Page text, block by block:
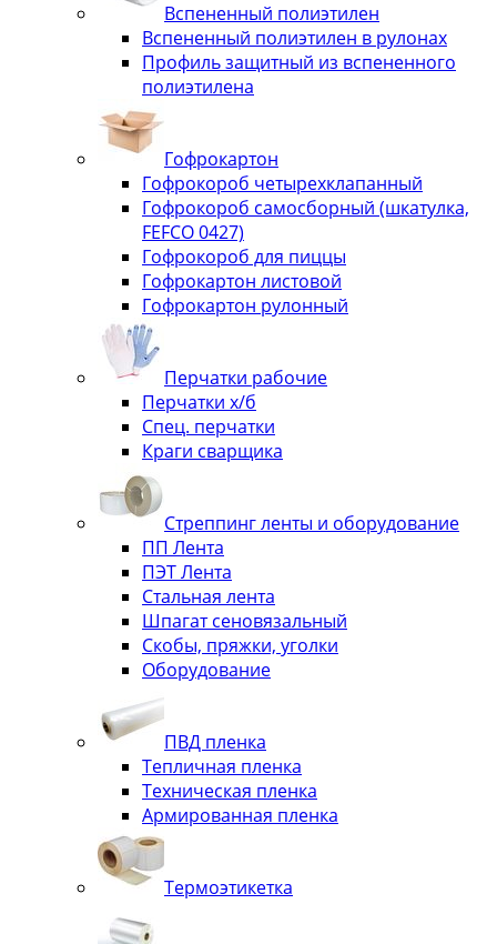
Вспененный полиэтилен
Вспененный полиэтилен в рулонах
Профиль защитный из вспененного
полиэтилена
Гофрокартон
Гофрокороб четырехклапанный
Гофрокороб самосборный (шкатулка,
FEFCO 0427)
Гофрокороб для пиццы
Гофрокартон листовой
Гофрокартон рулонный
Перчатки рабочие
Перчатки х/б
Спец. перчатки
Краги сварщика
Стреппинг ленты и оборудование
ПП Лента
ПЭТ Лента
Стальная лента
Шпагат сеновязальный
Скобы, пряжки, уголки
Оборудование
ПВД пленка
Тепличная пленка
Техническая пленка
Армированная пленка
Термоэтикетка